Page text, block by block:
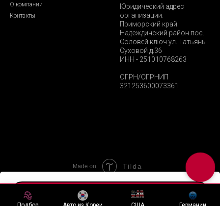
Хочу подобный лот
О компании
Контакты
Юридический адрес
организации:
Приморский край
Надеждинский район пос.
Соловей ключ ул. Татьяны
Суховой д.36
ИНН - 251010768263
ОГРН/ОГРНИП
321253600073361
Made on Tilda